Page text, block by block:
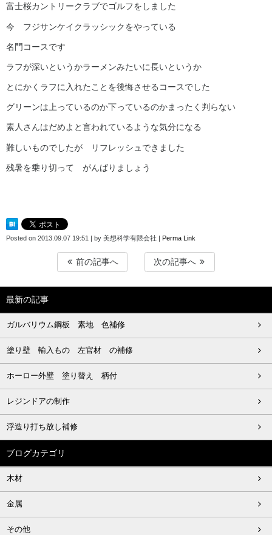
富士桜カントリークラブでゴルフをしました
今 フジサンケイクラッシックをやっている
名門コースです
ラフが深いというかラーメンみたいに長いというか
とにかくラフに入れたことを後悔させるコースでした
グリーンは上っているのか下っているのかまったく判らない
素人さんはだめよと言われているような気分になる
難しいものでしたが リフレッシュできました
残暑を乗り切って がんばりましょう
Posted on 2013.09.07 19:51 | by 美想科学有限会社 | Perma Link
前の記事へ 次の記事へ
最新の記事
ガルバリウム鋼板 素地 色補修
塗り壁 輸入もの 左官材 の補修
ホーロー外壁 塗り替え 柄付
レジンドアの制作
浮造り打ち放し補修
ブログカテゴリ
木材
金属
その他